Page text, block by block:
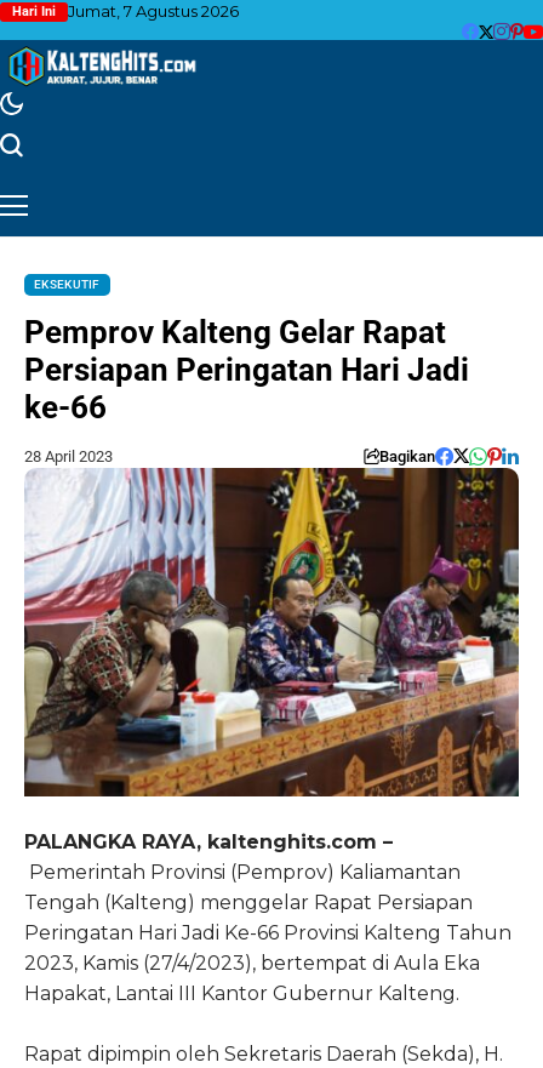
Hari Ini Jumat, 7 Agustus 2026
EKSEKUTIF
Pemprov Kalteng Gelar Rapat
Persiapan Peringatan Hari Jadi
ke-66
28 April 2023 Bagikan
PALANGKA RAYA, kaltenghits.com –
Pemerintah Provinsi (Pemprov) Kaliamantan
Tengah (Kalteng) menggelar Rapat Persiapan
Peringatan Hari Jadi Ke-66 Provinsi Kalteng Tahun
2023, Kamis (27/4/2023), bertempat di Aula Eka
Hapakat, Lantai III Kantor Gubernur Kalteng.
Rapat dipimpin oleh Sekretaris Daerah (Sekda), H.